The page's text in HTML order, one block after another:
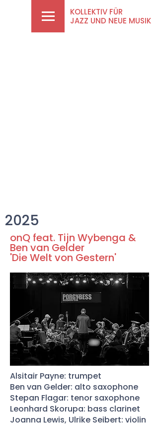
KOLLEKTIV FÜR
JAZZ UND NEUE MUSIK
2025
onQ feat. Tijn Wybenga &
Ben van Gelder
'Die Welt von Gestern'
Alsitair Payne: trumpet
Ben van Gelder: alto saxophone
Stepan Flagar: tenor saxophone
Leonhard Skorupa: bass clarinet
Joanna Lewis, Ulrike Seibert: violin